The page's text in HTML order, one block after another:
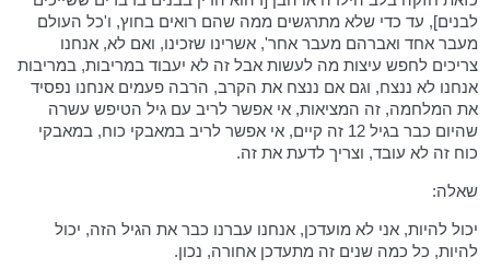
לבנים], עד כדי שלא מתרגשים ממה שהם רואים בחוץ, ו'כל העולם
מעבר אחד ואברהם מעבר אחר', אשרינו שזכינו, ואם לא, אנחנו
צריכים לחפש עיצות מה לעשות אבל זה לא יעבוד במריבות, במריבות
אנחנו לא ננצח, וגם אם ננצח את הקרב, הרבה פעמים אנחנו נפסיד
את המלחמה, זה המציאות, אי אפשר לריב עם גיל הטיפש עשרה
שהיום כבר בגיל 12 זה קיים, אי אפשר לריב במאבקי כוח, במאבקי
כוח זה לא עובד, וצריך לדעת את זה.
שאלה:
יכול להיות, אני לא מועדכן, אנחנו עברנו כבר את הגיל הזה, יכול
להיות, כל כמה שנים זה מתעדכן אחורה, נכון.